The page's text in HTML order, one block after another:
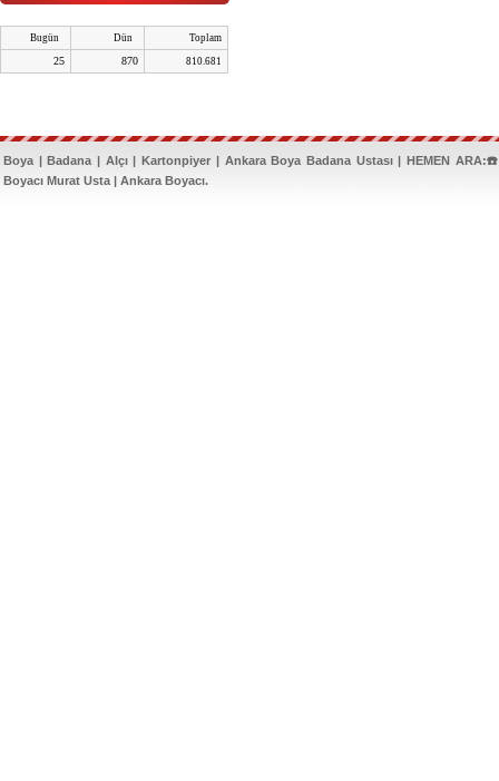
Bugün Dün Toplam
25 870 810.681
Boya | Badana | Alçı | Kartonpiyer | Ankara Boya Badana Ustası | HEMEN
Boyacı Murat Usta | Ankara Boyacı.